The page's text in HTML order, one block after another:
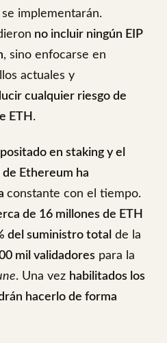
implementarán.
no incluir ningún EIP
, sino enfocarse en
actuales y
cualquier riesgo de
ETH .
en staking y el
Ethereum ha
constante con el tiempo.
de 16 millones de ETH
del suministro total de la
mil validadores para la
. Una vez habilitados los
hacerlo de forma